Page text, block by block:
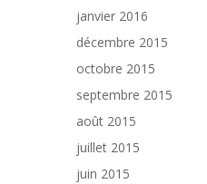
janvier 2016
décembre 2015
octobre 2015
septembre 2015
août 2015
juillet 2015
juin 2015